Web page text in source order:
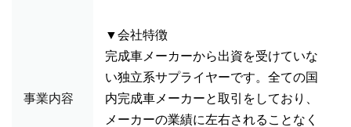
事業内容
▼会社特徴
完成車メーカーから出資を受けていな
い独立系サプライヤーです。全ての国
内完成車メーカーと取引をしており、
メーカーの業績に左右されることなく